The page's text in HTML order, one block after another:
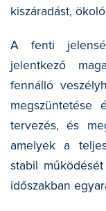
kiszáradást,
A fenti
jelentkező
fennálló
megszüntetése
tervezés, és
amelyek a
stabil
időszakban